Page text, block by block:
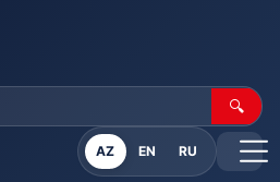
🔍
AZ EN RU